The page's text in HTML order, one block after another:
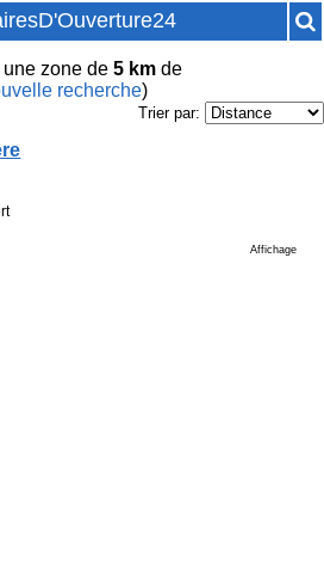
zone de 5 kmde
recherche)
Trier par:
Affichage